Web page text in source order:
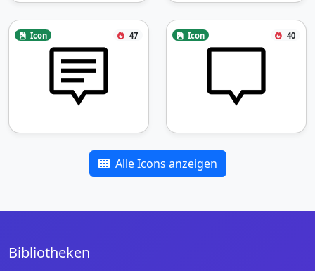
Icon 47 Icon 40
Alle Icons anzeigen
Bibliotheken